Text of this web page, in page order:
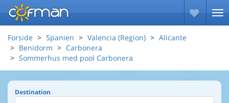
Forside Spanien Valencia (Region)
Alicante
Benidorm
Carbonera
Sommerhus med pool Carbonera
Destination